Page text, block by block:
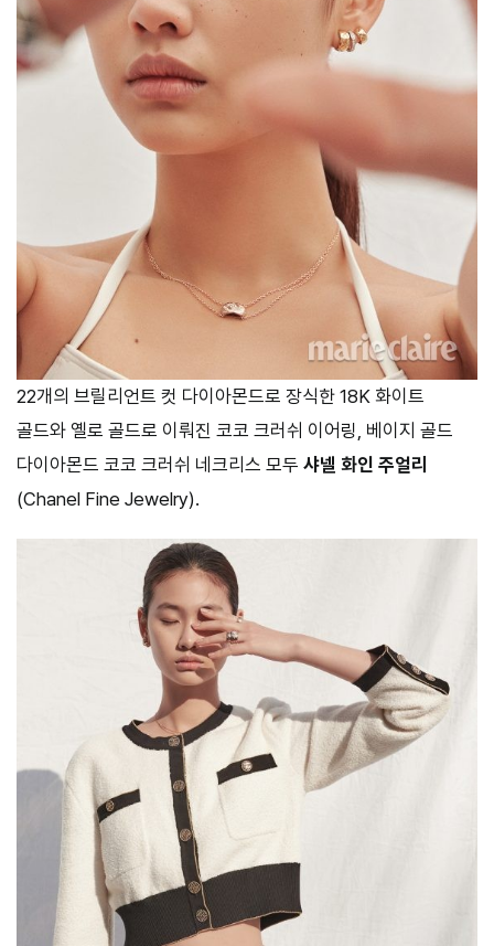
22개의 브릴리언트 컷 다이아몬드로 장식한 18K 화이트
골드와 옐로 골드로 이뤄진 코코 크러쉬 이어링, 베이지 골드
다이아몬드 코코 크러쉬 네크리스 모두 샤넬 화인 주얼리
(Chanel Fine Jewelry).